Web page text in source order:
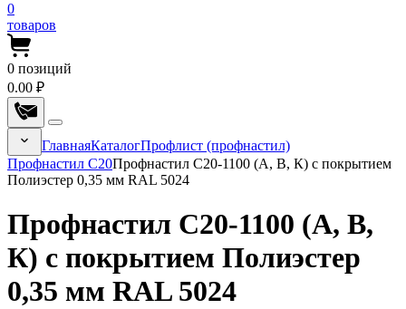
0
товаров
0 позиций
0.00 ₽
ГлавнаяКаталогПрофлист (профнастил)
Профнастил С20Профнастил С20-1100 (А, В, К) с покрытием
Полиэстер 0,35 мм RAL 5024
Профнастил С20-1100 (А, В,
К) с покрытием Полиэстер
0,35 мм RAL 5024